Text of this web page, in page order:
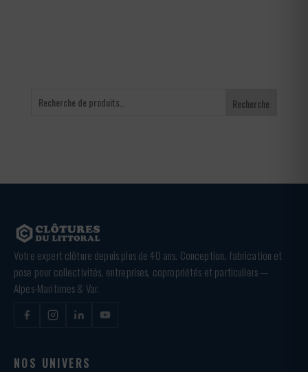
Recherche
Votre expert clôture depuis plus de 40 ans. Conception, fabrication et
pose pour collectivités, entreprises, copropriétés et particuliers —
Alpes-Maritimes & Var.
NOS UNIVERS